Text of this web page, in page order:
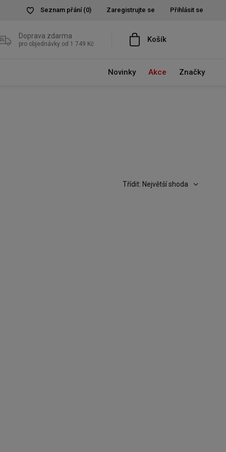
Seznam přání (0) Zaregistrujte se Přihlásit se
Doprava zdarma
pro objednávky od 1 749 Kč Košík
Novinky Akce Značky
Třídit: Největší shoda